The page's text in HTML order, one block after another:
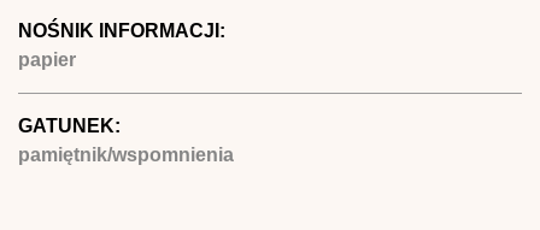
NOŚNIK INFORMACJI:
papier
GATUNEK:
pamiętnik/wspomnienia